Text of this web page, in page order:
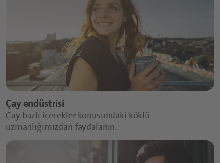
Çay endüstrisi
Çay bazlı içecekler konusundaki köklü
uzmanlığımızdan faydalanın.